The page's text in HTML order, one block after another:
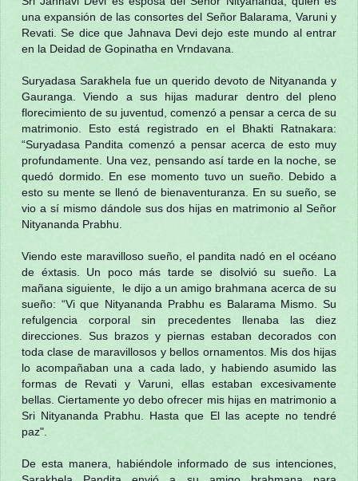
una expansión de las consortes del Señor Balarama, Varuni y
Revati. Se dice que Jahnava Devi dejo este mundo al entrar
en la Deidad de Gopinatha en Vrndavana.
Suryadasa Sarakhela fue un querido devoto de Nityananda y
Gauranga. Viendo a sus hijas madurar dentro del pleno
florecimiento de su juventud, comenzó a pensar a cerca de su
matrimonio. Esto está registrado en el Bhakti Ratnakara:
“Suryadasa Pandita comenzó a pensar acerca de esto muy
profundamente. Una vez, pensando así tarde en la noche, se
quedó dormido. En ese momento tuvo un sueño. Debido a
esto su mente se llenó de bienaventuranza. En su sueño, se
vio a sí mismo dándole sus dos hijas en matrimonio al Señor
Nityananda Prabhu.
Viendo este maravilloso sueño, el pandita nadó en el océano
de éxtasis. Un poco más tarde se disolvió su sueño. La
mañana siguiente, le dijo a un amigo brahmana acerca de su
sueño: “Vi que Nityananda Prabhu es Balarama Mismo. Su
refulgencia corporal sin precedentes llenaba las diez
direcciones. Sus brazos y piernas estaban decorados con
toda clase de maravillosos y bellos ornamentos. Mis dos hijas
lo acompañaban una a cada lado, y habiendo asumido las
formas de Revati y Varuni, ellas estaban excesivamente
bellas. Ciertamente yo debo ofrecer mis hijas en matrimonio a
Sri Nityananda Prabhu. Hasta que El las acepte no tendré
paz".
De esta manera, habiéndole informado de sus intenciones,